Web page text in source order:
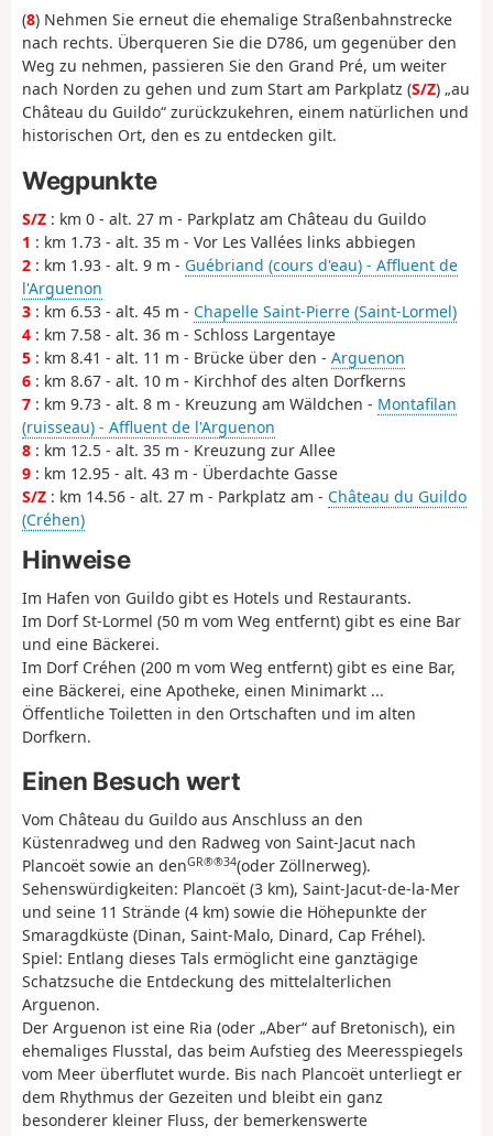
(8) Nehmen Sie erneut die ehemalige Straßenbahnstrecke
nach rechts. Überqueren Sie die D786, um gegenüber den
Weg zu nehmen, passieren Sie den Grand Pré, um weiter
nach Norden zu gehen und zum Start am Parkplatz (S/Z) „au
Château du Guildo“ zurückzukehren, einem natürlichen und
historischen Ort, den es zu entdecken gilt.
Wegpunkte
S/Z : km 0 - alt. 27 m - Parkplatz am Château du Guildo
1 : km 1.73 - alt. 35 m - Vor Les Vallées links abbiegen
2 : km 1.93 - alt. 9 m - Guébriand (cours d'eau) - Affluent de
l'Arguenon
3 : km 6.53 - alt. 45 m - Chapelle Saint-Pierre (Saint-Lormel)
4 : km 7.58 - alt. 36 m - Schloss Largentaye
5 : km 8.41 - alt. 11 m - Brücke über den - Arguenon
6 : km 8.67 - alt. 10 m - Kirchhof des alten Dorfkerns
7 : km 9.73 - alt. 8 m - Kreuzung am Wäldchen - Montafilan
(ruisseau) - Affluent de l'Arguenon
8 : km 12.5 - alt. 35 m - Kreuzung zur Allee
9 : km 12.95 - alt. 43 m - Überdachte Gasse
S/Z : km 14.56 - alt. 27 m - Parkplatz am - Château du Guildo
(Créhen)
Hinweise
Im Hafen von Guildo gibt es Hotels und Restaurants.
Im Dorf St-Lormel (50 m vom Weg entfernt) gibt es eine Bar
und eine Bäckerei.
Im Dorf Créhen (200 m vom Weg entfernt) gibt es eine Bar,
eine Bäckerei, eine Apotheke, einen Minimarkt ...
Öffentliche Toiletten in den Ortschaften und im alten
Dorfkern.
Einen Besuch wert
Vom Château du Guildo aus Anschluss an den
Küstenradweg und den Radweg von Saint-Jacut nach
Plancoët sowie an denGR®®34(oder Zöllnerweg).
Sehenswürdigkeiten: Plancoët (3 km), Saint-Jacut-de-la-Mer
und seine 11 Strände (4 km) sowie die Höhepunkte der
Smaragdküste (Dinan, Saint-Malo, Dinard, Cap Fréhel).
Spiel: Entlang dieses Tals ermöglicht eine ganztägige
Schatzsuche die Entdeckung des mittelalterlichen
Arguenon.
Der Arguenon ist eine Ria (oder „Aber“ auf Bretonisch), ein
ehemaliges Flusstal, das beim Aufstieg des Meeresspiegels
vom Meer überflutet wurde. Bis nach Plancoët unterliegt er
dem Rhythmus der Gezeiten und bleibt ein ganz
besonderer kleiner Fluss, der bemerkenswerte